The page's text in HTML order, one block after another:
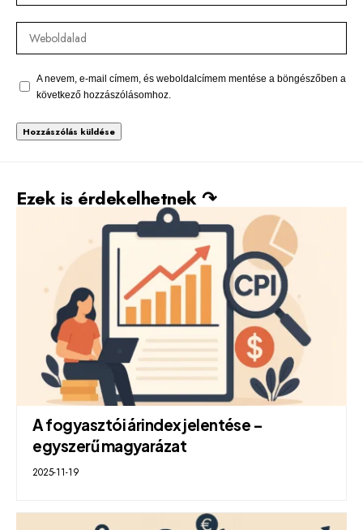
A nevem, e-mail címem, és weboldalcímem mentése a böngészőben a
következő hozzászólásomhoz.
Ezek is érdekelhetnek ↷
A fogyasztói árindex jelentése –
egyszerű magyarázat
2025-11-19